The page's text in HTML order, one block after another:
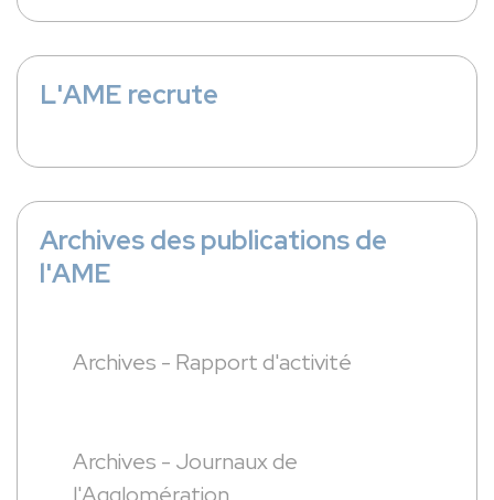
L'AME recrute
Archives des publications de
l'AME
Archives - Rapport d'activité
Archives - Journaux de